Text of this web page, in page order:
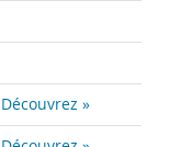
Découvrez »